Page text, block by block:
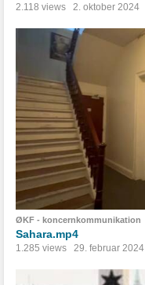
2.118 views 2. oktober 2024
ØKF - koncernkommunikation
Sahara.mp4
1.285 views 29. februar 2024